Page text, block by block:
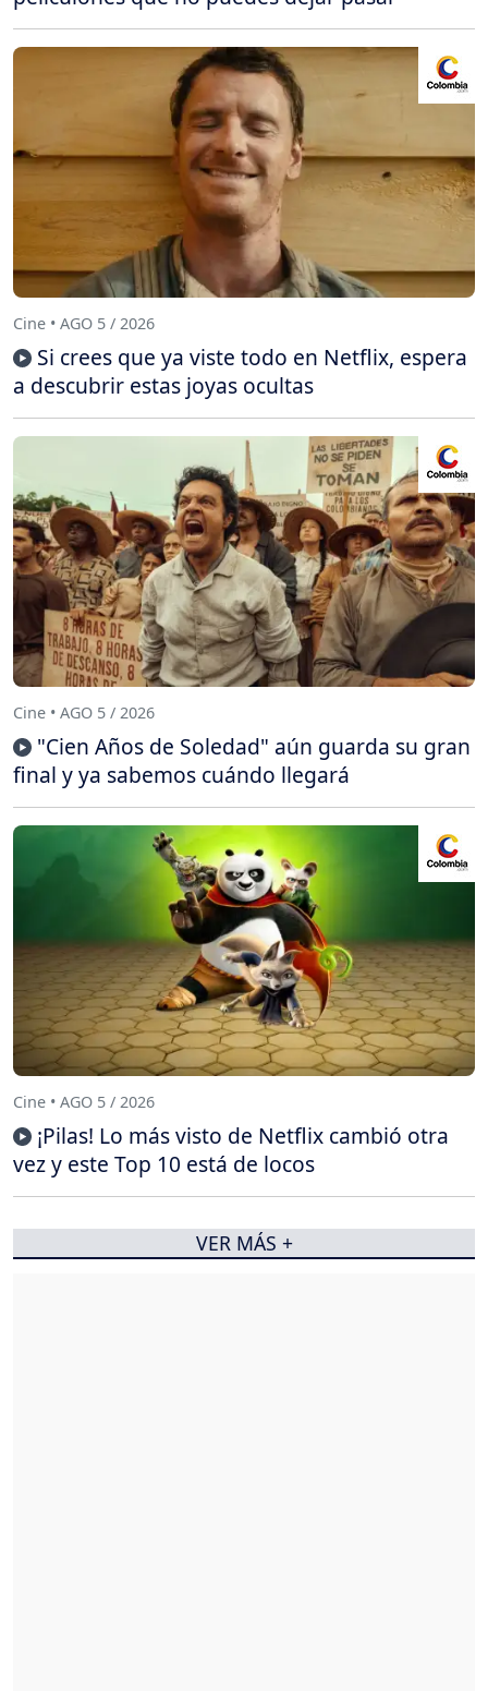
Cine • AGO 5 / 2026
Si crees que ya viste todo en Netflix, espera
a descubrir estas joyas ocultas
Cine • AGO 5 / 2026
"Cien Años de Soledad" aún guarda su gran
final y ya sabemos cuándo llegará
Cine • AGO 5 / 2026
¡Pilas! Lo más visto de Netflix cambió otra
vez y este Top 10 está de locos
VER MÁS +